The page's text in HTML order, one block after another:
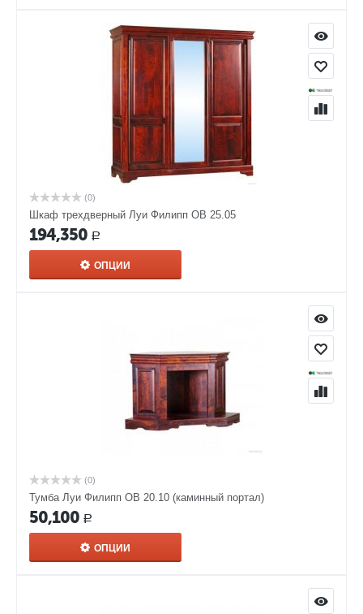
(0)
Шкаф трехдверный Луи Филипп ОВ 25.05
194,350 Р
ОПЦИИ
(0)
Тумба Луи Филипп ОВ 20.10 (каминный портал)
50,100 Р
ОПЦИИ